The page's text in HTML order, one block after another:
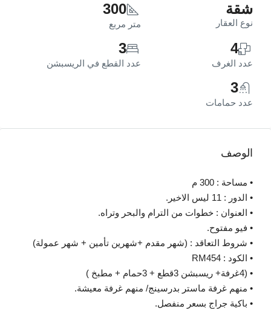
شقة
نوع العقار
300
متر مربع
4
عدد الغرف
3
عدد القطع في الريسبشن
3
عدد حمامات
الوصف
• مساحة : 300 م
• الدور : 11 ليس الاخير.
• العنوان : خطوات من الترام والبحر وتراه.
• فيو مفتوح.
• شروط التعاقد : (شهر مقدم +شهرين تأمين + شهر عمولة)
• الكود : RM454
• (4غرفة+ ريسبشن 3قطع + 3حمام + مطبخ )
• منهم غرفة ماستر بدرسينج/ منهم غرفة معيشة.
• باكية جراج بسعر منفصل.